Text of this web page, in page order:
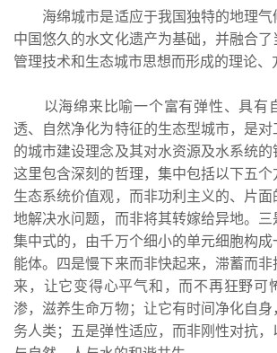
海绵城市是适应于我国独特的地理气
中国悠久的水文化遗产为基础，并融合
管理技术和生态城市思想而形成的理论、
以海绵来比喻一个富有弹性、具有
透、自然净化为特征的生态型城市，是
的城市建设理念及其对水资源及水系统的
这里包含深刻的哲理，集中包括以下五
生态系统价值观，而非功利主义的、片
地解决水问题，而非将其转嫁给异地。
集中式的，由千万个细小的单元细胞构
能体。四是慢下来而非快起来，滞蓄而
来，让它变得心平气和，而不再狂野可
渗，滋养生命万物；让它有时间净化自
务人类；五是弹性适应，而非刚性对抗，